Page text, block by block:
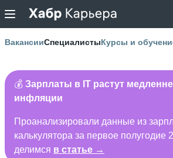
ВакансииСпециалистыКурсы и
💰 Зарплаты в IT растут
инфляции
Проанализировали данные из
калькулятора за первое полугодие
делимся в статье →